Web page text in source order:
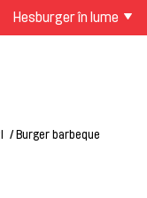
Hesburger în lume
Burger barbeque